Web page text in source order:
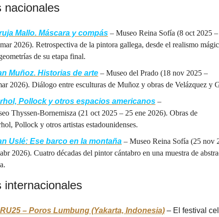
nacionales
Mallo. Máscara y compás – Museo Reina Sofía (8 oct 2025 –
2026). Retrospectiva de la pintora gallega, desde el realismo
de su etapa final.
Muñoz. Historias de arte – Museo del Prado (18 nov 2025 –
2026). Diálogo entre esculturas de Muñoz y obras de Velázquez y
Pollock y otros espacios americanos –
Thyssen‑Bornemisza (21 oct 2025 – 25 ene 2026). Obras de
Pollock y otros artistas estadounidenses.
Uslé: Ese barco en la montaña – Museo Reina Sofía (25 nov
2026). Cuatro décadas del pintor cántabro en una muestra de
internacionales
– Poros Lumbung (Yakarta, Indonesia) – El festival